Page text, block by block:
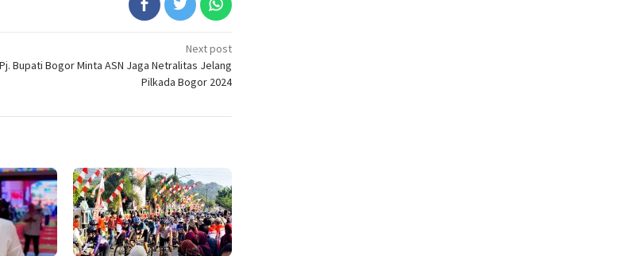
Next post
Pj. Bupati Bogor Minta ASN Jaga Netralitas Jelang
Pilkada Bogor 2024